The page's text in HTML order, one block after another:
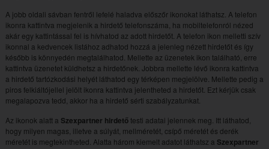
A jobb oldali sávban fentről lefelé haladva előszőr ikonokat láthatsz. A telefon
ikonra kattintva megjelenik a hirdető telefonszáma, ha mobiltelefonról nézed
akár egy kattintással fel is hívhatod az adott hirdetőt. A telefon ikon melletti szív
ikonnal a kedvencek listához adhatod hozzá a jelenleg nézett hirdetőt és így
később is könnyedén megtalálhatod. Mellette az üzenetek ikon található, erre
kattintva üzenetet küldhetsz a hirdetőnek. Jobbra mellette lévő ikonra kattintva
a hirdető tartózkodási helyét láthatod egy térképen megjelölve. Mellette pedig a
piros felkiáltójellel jelölt ikonra kattintva jelentheted a hirdetőt. Ezt kérjük csak
megalapozva tedd, akkor ha a hirdető sérti szabályzatunkat.
Az ikonok alatt a Szexpartner hirdetőtesti adatai jelennek meg. Itt láthatod,
hogy milyen magas, illetve a súlyát, mellméretét, csípő méretét és derék
méretét is megtekintheted. Alatta három kiemelt adatot láthatsz a Szexpartner